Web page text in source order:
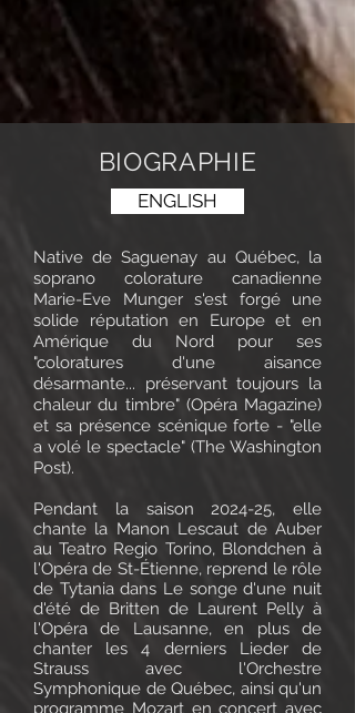
BIOGRAPHIE
ENGLISH
Native de Saguenay au Québec, la
soprano colorature canadienne
Marie-Eve Munger s'est forgé une
solide réputation en Europe et en
Amérique du Nord pour ses
"coloratures d'une aisance
désarmante... préservant toujours la
chaleur du timbre" (Opéra Magazine)
et sa présence scénique forte - "elle
a volé le spectacle" (The Washington
Post).
Pendant la saison 2024-25, elle
chante la Manon Lescaut de Auber
au Teatro Regio Torino, Blondchen à
l'Opéra de St-Étienne, reprend le rôle
de Tytania dans Le songe d'une nuit
d'été de Britten de Laurent Pelly à
l'Opéra de Lausanne, en plus de
chanter les 4 derniers Lieder de
Strauss avec l'Orchestre
Symphonique de Québec, ainsi qu'un
programme Mozart en concert avec